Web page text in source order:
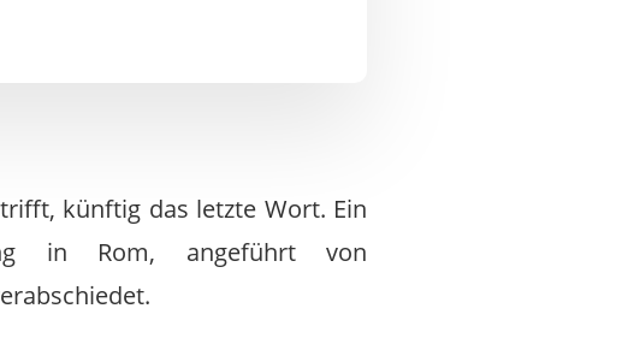
künftig das letzte Wort. Ein
in Rom, angeführt von